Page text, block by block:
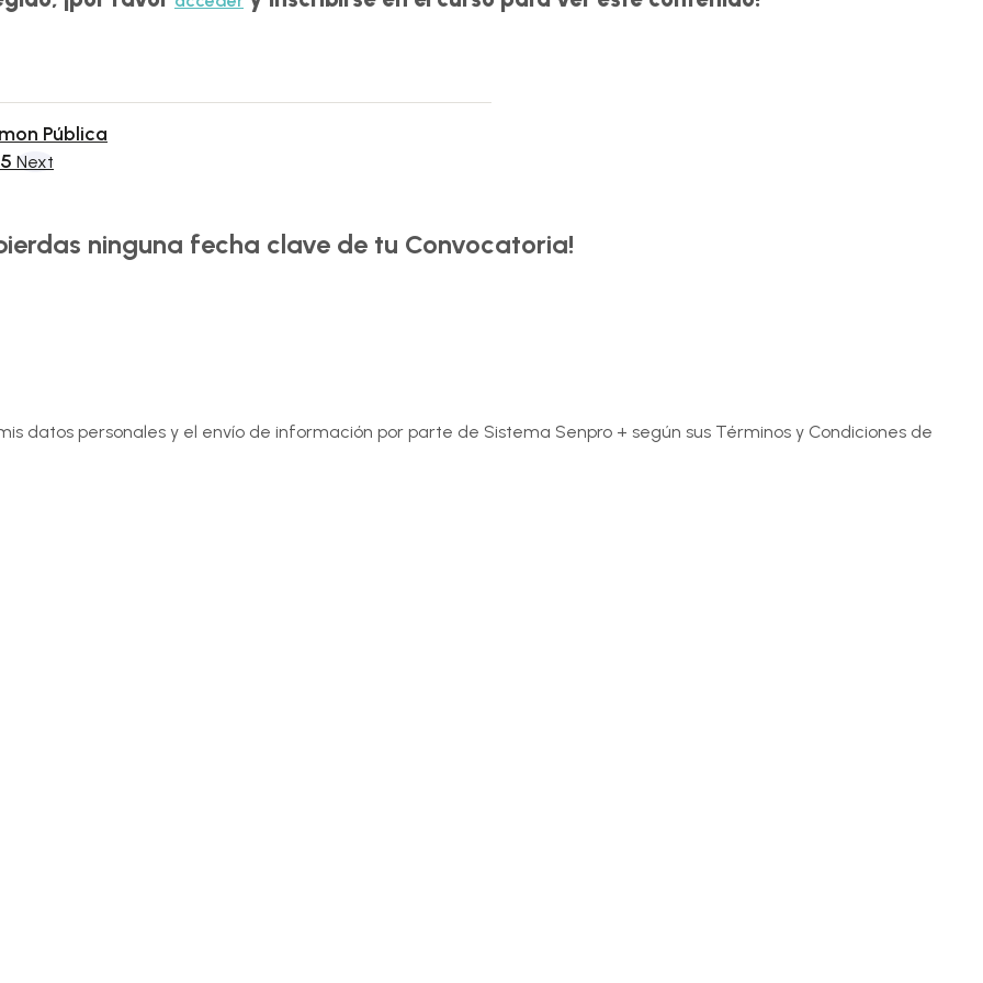
Pública
Next
ninguna fecha clave de tu Convocatoria!
datos personales y el envío de información por parte de Sistema Senpro + según sus Términos y Condiciones de